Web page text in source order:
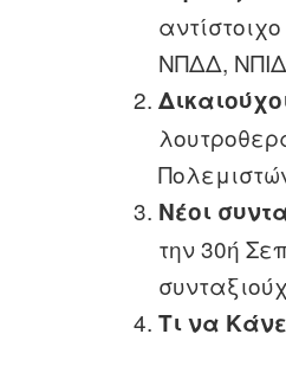
ΝΠΔΔ,
Νέοι
την 30ή
Τι να